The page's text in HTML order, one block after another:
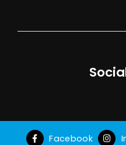
Facebook